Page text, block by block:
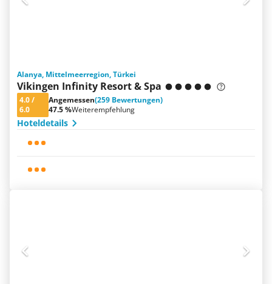
Alanya, Mittelmeerregion, Türkei
Vikingen Infinity Resort & Spa
4.0/
6.0
Angemessen(259 Bewertungen)
47.5 %Weiterempfehlung
Hoteldetails